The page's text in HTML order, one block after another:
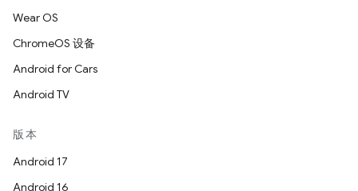
Wear OS
ChromeOS 设备
Android for Cars
Android TV
版本
Android 17
Android 16